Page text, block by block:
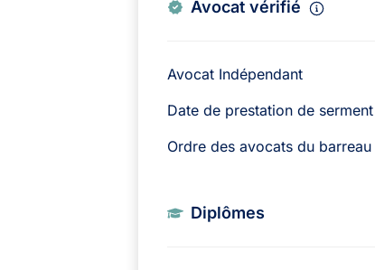
Avocat vérifié
Avocat Indépendant
Date de prestation de
Ordre des avocats du
Diplômes